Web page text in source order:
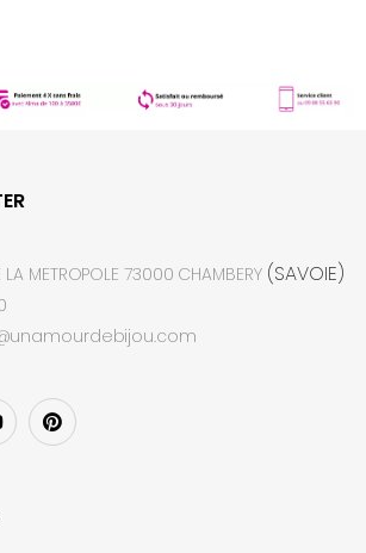
LA METROPOLE 73000 CHAMBERY(SAVOIE)